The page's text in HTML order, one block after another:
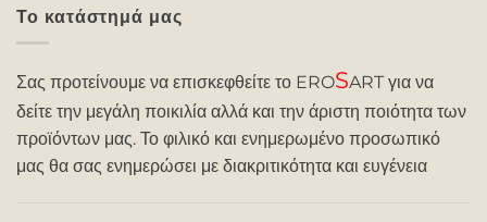
Το κατάστημά μας
Σας προτείνουμε να επισκεφθείτε το EROSART για να
δείτε την μεγάλη ποικιλία αλλά και την άριστη ποιότητα των
προϊόντων μας. Το φιλικό και ενημερωμένο προσωπικό
μας θα σας ενημερώσει με διακριτικότητα και ευγένεια